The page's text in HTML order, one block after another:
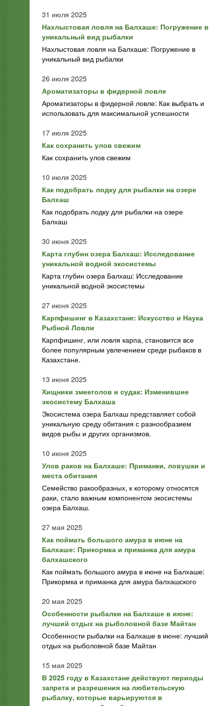
31 июля 2025
Нахлыстовая ловля на Балхаше: Погружение в
уникальный вид рыбалки
Нахлыстовая ловля на Балхаше: Погружение в
уникальный вид рыбалки
26 июля 2025
Ароматизаторы в фидерной ловле
Ароматизаторы в фидерной ловле: Как выбрать и
использовать для максимальной успешности
17 июля 2025
Как сохранить улов свежим
Как сохранить улов свежим
10 июля 2025
Как подобрать лодку для рыбалки на озере
Балхаш
Как подобрать лодку для рыбалки на озере
Балхаш
30 июня 2025
Карта глубин озера Балхаш: Исследование
уникальной водной экосистемы
Карта глубин озера Балхаш: Исследование
уникальной водной экосистемы
27 июня 2025
Карпфишинг в Казахстане: Искусство и Наука
Рыбной Ловли
Карпфишинг, или ловля карпа, становится все
более популярным увлечением среди рыбаков в
Казахстане.
13 июня 2025
Хищники змееголов и судак: Изменившие
экосистему Балхаша
Экосистема озера Балхаш представляет собой
уникальную среду обитания с разнообразием
видов рыбы и других организмов.
10 июня 2025
Улов раков на Балхаше: Приманки, ловушки и
места обитания
Семейство ракообразных, к которому относятся
раки, стало важным компонентом экосистемы
озера Балхаш.
27 мая 2025
Как поймать большого амура в июне на
Балхаше: Прикормка и приманка для амура
балхашского
Как поймать большого амура в июне на Балхаше:
Прикормка и приманка для амура балхашского
20 мая 2025
Особенности рыбалки на Балхаше в июне:
лучший отдых на рыболовной базе Майтан
Особенности рыбалки на Балхаше в июне: лучший
отдых на рыболовной базе Майтан
15 мая 2025
В 2025 году в Казахстане действуют периоды
запрета и разрешения на любительскую
рыбалку, которые варьируются в